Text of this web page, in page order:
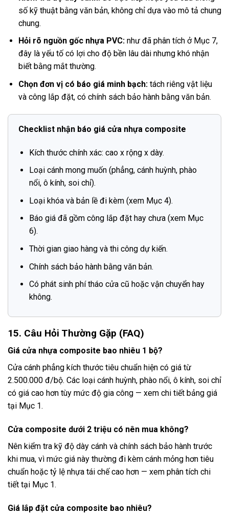
số kỹ thuật bằng văn bản, không chỉ dựa vào mô tả chung
chung.
Hỏi rõ nguồn gốc nhựa PVC:như đã phân tích ở Mục 7,
đây là yếu tố có lợi cho độ bền lâu dài nhưng khó nhận
biết bằng mắt thường.
Chọn đơn vị có báo giá minh bạch:tách riêng vật liệu
và công lắp đặt, có chính sách bảo hành bằng văn bản.
Checklist nhận báo giá cửa nhựa composite
Kích thước chính xác: cao x rộng x dày.
Loại cánh mong muốn (phẳng, cánh huỳnh, phào
nổi, ô kính, soi chỉ).
Loại khóa và bản lề đi kèm (xem Mục 4).
Báo giá đã gồm công lắp đặt hay chưa (xem Mục
6).
Thời gian giao hàng và thi công dự kiến.
Chính sách bảo hành bằng văn bản.
Có phát sinh phí tháo cửa cũ hoặc vận chuyển hay
không.
15. Câu Hỏi Thường Gặp (FAQ)
Giá cửa nhựa composite bao nhiêu 1 bộ?
Cửa cánh phẳng kích thước tiêu chuẩn hiện có giá từ
2.500.000 đ/bộ. Các loại cánh huỳnh, phào nổi, ô kính, soi chỉ
có giá cao hơn tùy mức độ gia công — xem chi tiết bảng giá
tại Mục 1.
Cửa composite dưới 2 triệu có nên mua không?
Nên kiểm tra kỹ độ dày cánh và chính sách bảo hành trước
khi mua, vì mức giá này thường đi kèm cánh mỏng hơn tiêu
chuẩn hoặc tỷ lệ nhựa tái chế cao hơn — xem phân tích chi
tiết tại Mục 1.
Giá lắp đặt cửa composite bao nhiêu?